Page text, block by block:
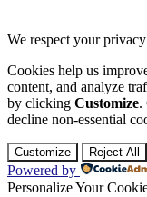
We respect your privacy
Cookies help us
content, and analyze
by clicking Customize.
decline non-essential
Customize Reject All
Powered by
Personalize Your